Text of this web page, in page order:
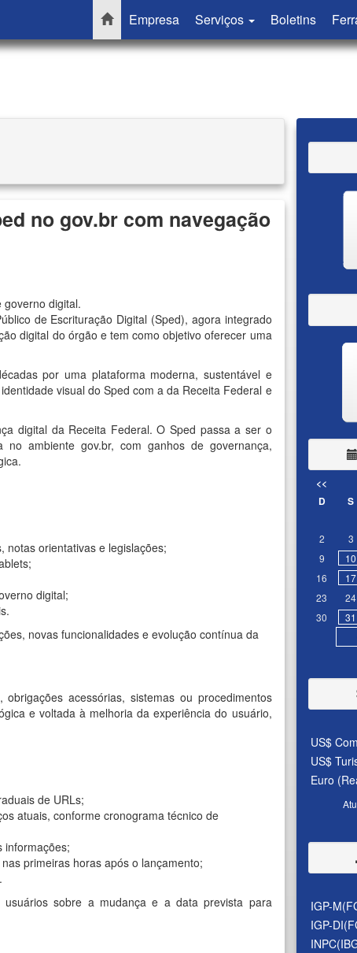
Empresa Serviços Boletins
no gov.br com navegação
digital.
de Escrituração Digital (Sped), agora integrado
digital do órgão e tem como objetivo oferecer uma
por uma plataforma moderna, sustentável e
visual do Sped com a da Receita Federal e
digital da Receita Federal. O Sped passa a ser o
ambiente gov.br, com ganhos de governança,
notas orientativas e legislações;
digital;
novas funcionalidades e evolução contínua da
acessórias, sistemas ou procedimentos
e voltada à melhoria da experiência do usuário,
de URLs;
atuais, conforme cronograma técnico de
informações;
primeiras horas após o lançamento;
sobre a mudança e a data prevista para
<<
D
S
2
3
9 10
16
17
23
24
30
31
US$
US$
Euro
IGP-
IGP-